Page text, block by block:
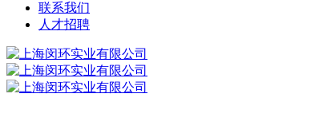
联系我们
人才招聘